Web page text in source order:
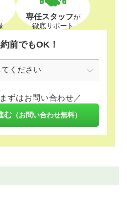
専任スタッフが
徹底サポート
前でもOK！
まずはお問い合わせ／
む （お問い合わせ無料）